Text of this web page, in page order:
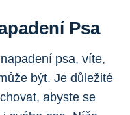
Psa
psa, víte,
být. Je důležité
abyste se